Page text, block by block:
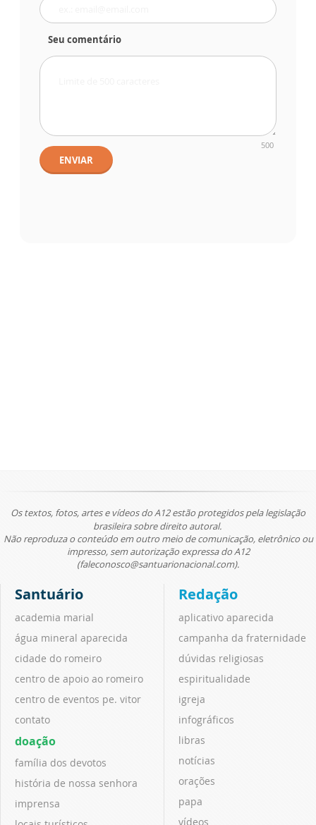
Seu comentário
500
ENVIAR
Os textos, fotos, artes e vídeos do A12 estão protegidos pela legislação
brasileira sobre direito autoral.
Não reproduza o conteúdo em outro meio de comunicação, eletrônico ou
impresso, sem autorização expressa do A12
(faleconosco@santuarionacional.com).
Santuário
academia marial
água mineral aparecida
cidade do romeiro
centro de apoio ao romeiro
centro de eventos pe. vitor
contato
doação
família dos devotos
história de nossa senhora
imprensa
Redação
aplicativo aparecida
campanha da fraternidade
dúvidas religiosas
espiritualidade
igreja
infográficos
libras
notícias
orações
papa
vídeos